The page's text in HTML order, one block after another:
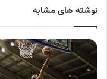
نوشته های مشابه